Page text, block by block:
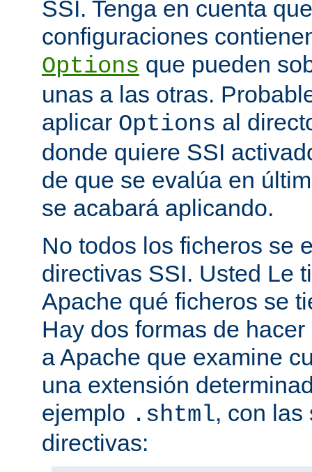
SSI. Tenga en cuenta
configuraciones
Options que pueden
unas a las otras.
aplicar Options al
donde quiere SSI
de que se evalúa en
se acabará aplicando.
No todos los ficheros se
directivas SSI. Usted Le
Apache qué ficheros se
Hay dos formas de
a Apache que examine
una extensión
ejemplo .shtml, con las
directivas: